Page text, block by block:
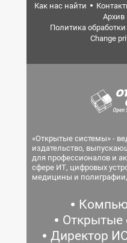
Как нас найти
Архив
Политика
Change
«Открытые системы» -
издательство,
для профессионалов и
сфере ИТ, цифровых
медицины и
Директор